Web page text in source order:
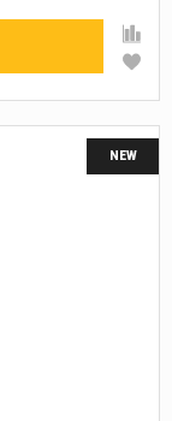
NEW